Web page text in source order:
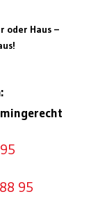
oder Haus –
95